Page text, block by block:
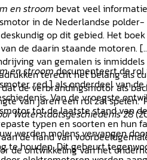
en stroom bevat veel
in de Nederlandse polder-
op dit gebied. Het
de daarin staande motoren.
van gemalen is
terecht het belang als
de verbrandingsmotor als
van jaren een rol zal spelen.'
Waterstaatsgeschiedenis28
en stroomdocumenteert de
red.] als onderdeel van
Van de vroegste
tot de laatste stand van
typen en soorten en hun
de hand van
de ontwikkeling van het
werden molens vervangen
te houden. Dit gebeurt